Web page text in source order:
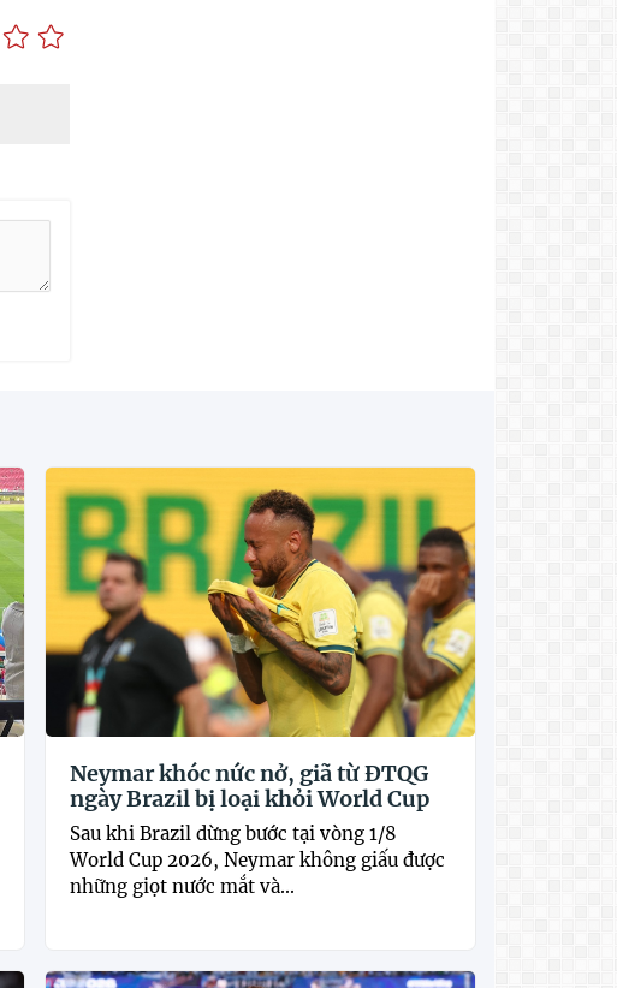
Neymar khóc nức nở, giã từ ĐTQG
ngày Brazil bị loại khỏi World Cup
Sau khi Brazil dừng bước tại vòng 1/8
World Cup 2026, Neymar không giấu được
những giọt nước mắt và...